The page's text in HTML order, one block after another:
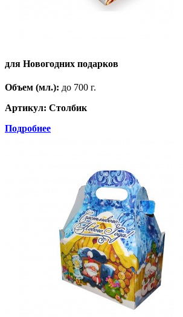
для Новогодних подарков
Объем (мл.): до 700 г.
Артикул: Столбик
Подробнее